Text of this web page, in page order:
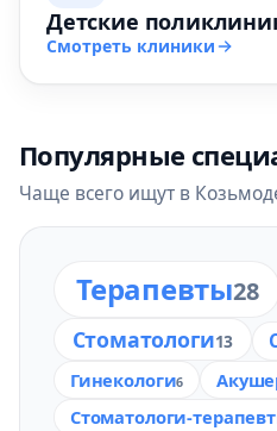
Детские
Смотреть клиники
Популярные
Чаще всего ищут в
Терапевты28
Стоматологи13
Гинекологи6
Стоматологи-